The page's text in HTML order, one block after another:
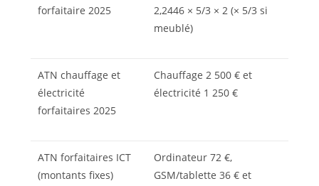
forfaitaire 2025
2,2446 × 5/3 × 2 (× 5/3 si
meublé)
ATN chauffage et
électricité
forfaitaires 2025
Chauffage 2 500 € et
électricité 1 250 €
ATN forfaitaires ICT
(montants fixes)
Ordinateur 72 €,
GSM/tablette 36 € et